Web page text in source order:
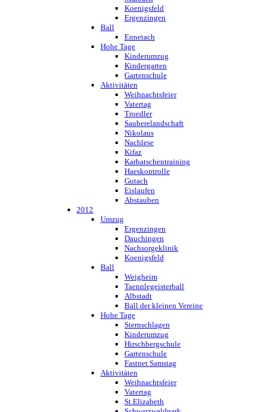
Koenigsfeld
Ergenzingen
Ball
Ennetach
Hohe Tage
Kinderumzug
Kindergarten
Gartenschule
Aktivitäten
Weihnachtsfeier
Vatertag
Troedler
Sauberelandschaft
Nikolaus
Nachlese
Kifaz
Karbatschentraining
Haeskontrolle
Gutach
Eislaufen
Abstauben
2012
Umzug
Ergenzingen
Dauchingen
Nachsorgeklinik
Koenigsfeld
Ball
Weigheim
Taennlegeisterball
Albstadt
Ball der kleinen Vereine
Hohe Tage
Sternschlagen
Kinderumzug
Hirschbergschule
Gartenschule
Fastnet Samstag
Aktivitäten
Weihnachtsfeier
Vatertag
St.Elizabeth